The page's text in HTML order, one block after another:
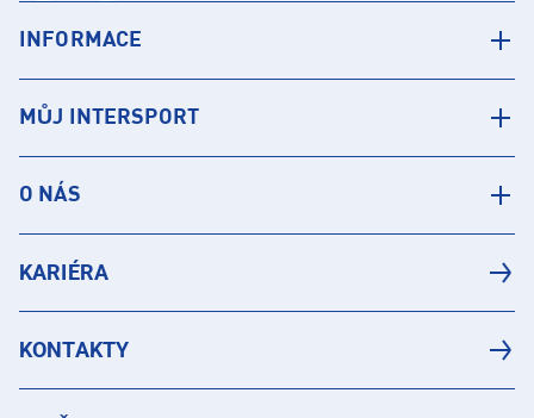
INFORMACE
MŮJ INTERSPORT
O NÁS
KARIÉRA
KONTAKTY